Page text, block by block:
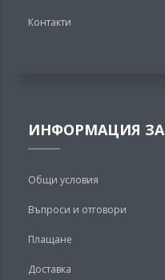
Контакти
ИНФОРМАЦИЯ ЗА
Общи условия
Въпроси и отговори
Плащане
Доставка